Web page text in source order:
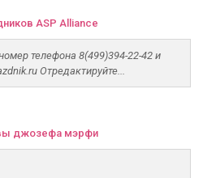
ASP Alliance
телефона 8(499)394-22-42 и
Отредактируйте...
джозефа мэрфи